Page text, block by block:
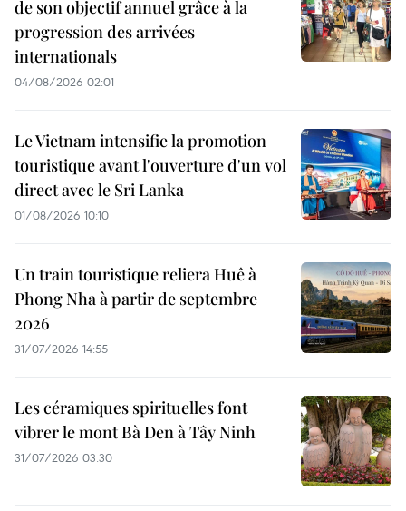
de son objectif annuel grâce à la
progression des arrivées
internationals
04/08/2026 02:01
Le Vietnam intensifie la promotion
touristique avant l'ouverture d'un vol
direct avec le Sri Lanka
01/08/2026 10:10
Un train touristique reliera Huê à
Phong Nha à partir de septembre
2026
31/07/2026 14:55
Les céramiques spirituelles font
vibrer le mont Bà Den à Tây Ninh
31/07/2026 03:30